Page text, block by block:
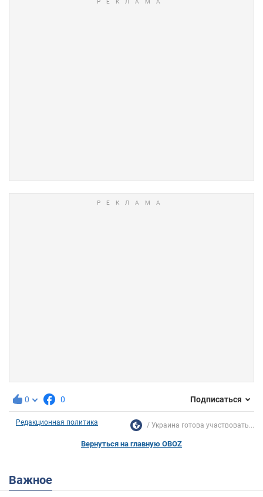
0 0 Подписаться
Редакционная политика Украина готова участвовать...
Вернуться на главную OBOZ
Важное